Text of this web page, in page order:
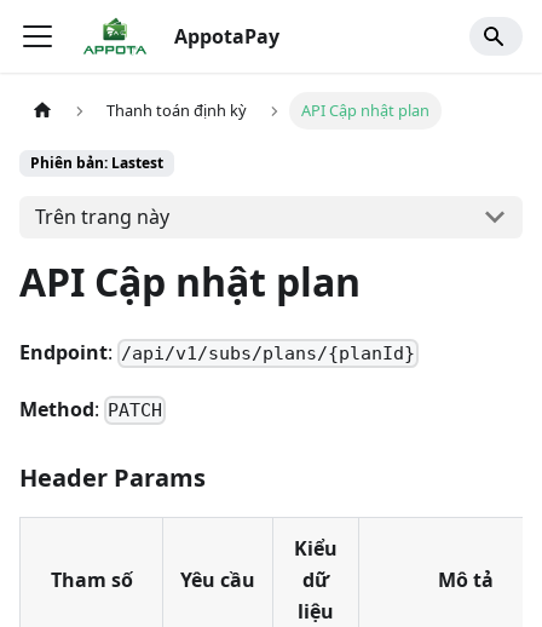
AppotaPay
Thanh toán định kỳ API Cập nhật plan
Phiên bản: Lastest
Trên trang này
API Cập nhật plan
Endpoint: /api/v1/subs/plans/{planId}
Method: PATCH
Header Params
Tham số Yêu cầu
Kiểu
dữ
liệu
Mô tả